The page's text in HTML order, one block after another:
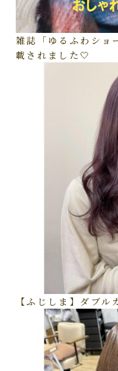
雑誌「ゆるふわシ
載されました🤍
【ふじしま】ダブル